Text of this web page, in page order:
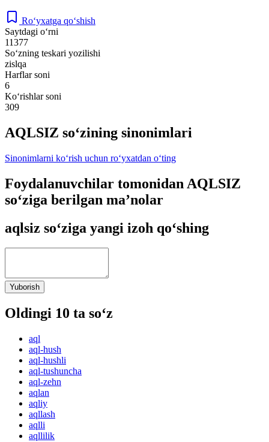
Ro‘yxatga qo‘shish
Saytdagi o‘rni
11377
So‘zning teskari yozilishi
zislqa
Harflar soni
6
Ko‘rishlar soni
309
AQLSIZ so‘zining sinonimlari
Sinonimlarni ko‘rish uchun ro‘yxatdan o‘ting
Foydalanuvchilar tomonidan AQLSIZ
so‘ziga berilgan ma’nolar
aqlsiz so‘ziga yangi izoh qo‘shing
Yuborish
Oldingi 10 ta so‘z
aql
aql-hush
aql-hushli
aql-tushuncha
aql-zehn
aqlan
aqliy
aqllash
aqlli
aqllilik